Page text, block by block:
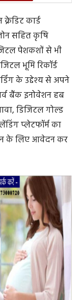
अंचल प्रमुख, श्री
पखवाड़ा जैसी पहलों
जो कि हमारे देश
है, हमारा लक्ष्यकृषि
बाधा रहित
आगे बढ़ने में सक्षम
का समर्थन करने
दर्शाता है। इसकी
तक आसान एक्सेस,
के बारे में